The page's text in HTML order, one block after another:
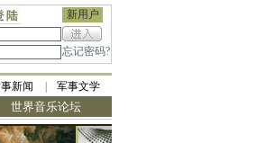
新用户
忘记密码?
新闻 军事文学
世界音乐论坛